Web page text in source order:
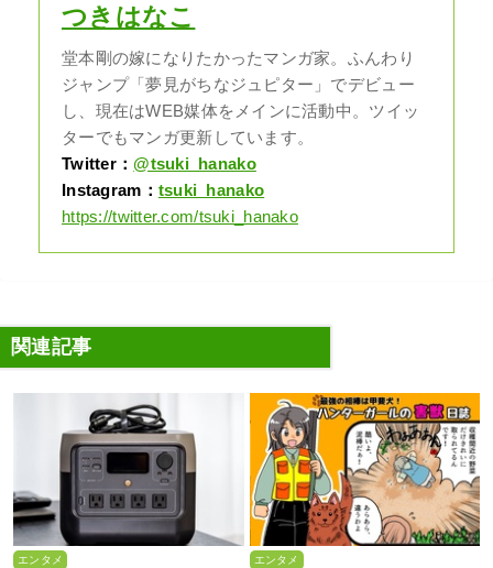
つきはなこ
堂本剛の嫁になりたかったマンガ家。ふんわり
ジャンプ「夢見がちなジュピター」でデビュー
し、現在はWEB媒体をメインに活動中。ツイッ
ターでもマンガ更新しています。
Twitter：@tsuki_hanako
Instagram： tsuki_hanako
https://twitter.com/tsuki_hanako
関連記事
エンタメ エンタメ